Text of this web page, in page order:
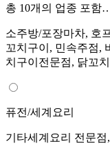
총 10개의 업종 포함
소주방/포장마차, 호
꼬치구이, 민속주점,
치구이전문점, 닭꼬
퓨전/세계요리
기타세계요리 전문